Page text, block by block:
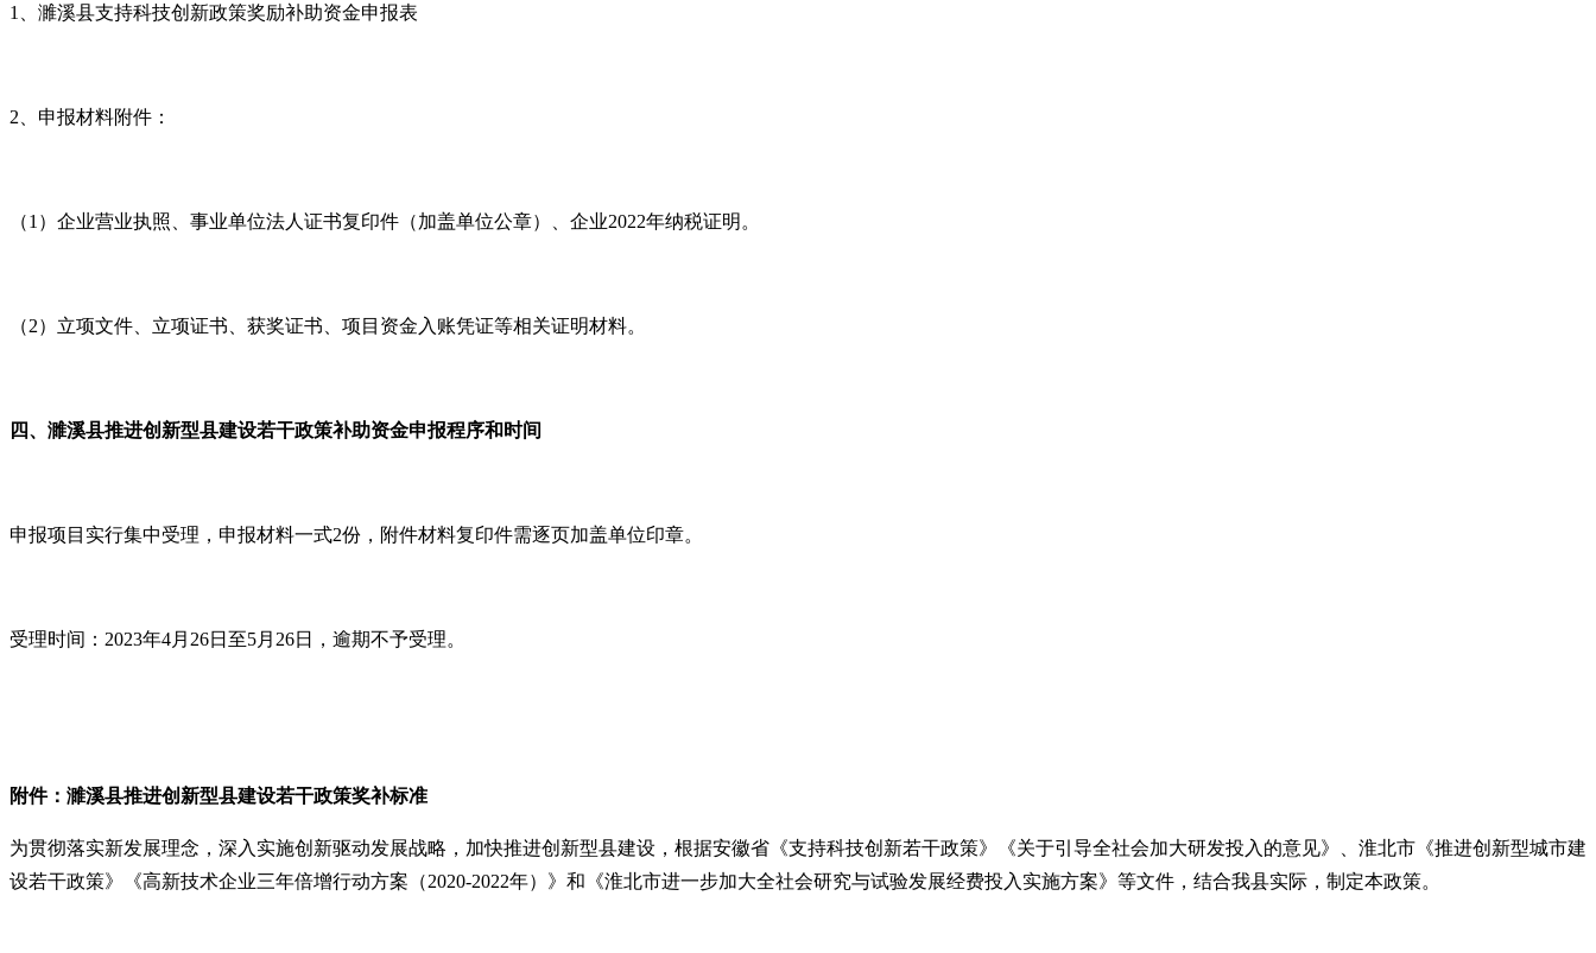
1 、濉溪县支持科技创新政策奖励补助资金申报表
2 、申报材料附件：
（1 ）企业营业执照、事业单位法人证书复印件（加盖单位公章）、企业2022年纳税证明。
（2）立项文件、立项证书、获奖证书、项目资金入账凭证等相关证明材料。
四、濉溪县推进创新型县建设若干政策补助资金申报程序和时间
申报项目实行集中受理，申报材料一式2份，附件材料复印件需逐页加盖单位印章。
受理时间： 2023年4月 26日至5月 26日，逾期不予受理。
附件： 濉溪县推进创新型县建设若干政策奖补标准
为贯彻落实新发展理念，深入实施创新驱动发展战略，加快推进创新型县建设，根据安徽省《支持科技创新若干政策》《关于引导全社会加大研发投入的意见》、淮北市《推进创新型城市建
设若干政策》《高新技术企业三年倍增行动方案 （2020-2022年） 》和《淮北市进一步加大全社会研究与试验发展经费投入实施方案》等文件，结合我县实际，制定本政策。